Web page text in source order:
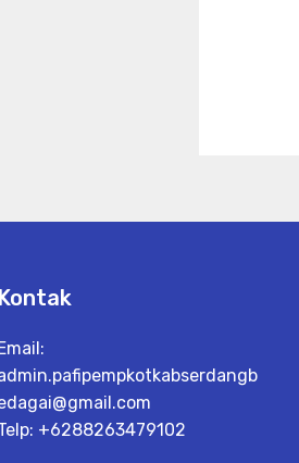
Kontak
Email:
+6288263479102